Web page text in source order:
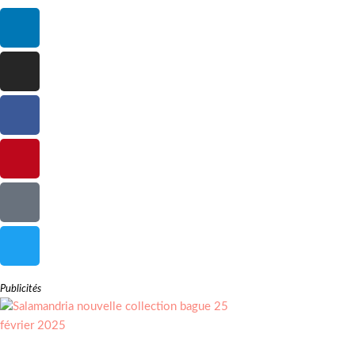
Publicités